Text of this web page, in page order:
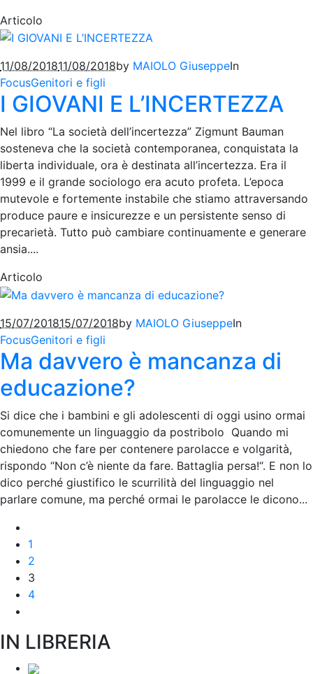
Articolo
11/08/201811/08/2018by MAIOLO GiuseppeIn
FocusGenitori e figli
I GIOVANI E L’INCERTEZZA
Nel libro “La società dell’incertezza” Zigmunt Bauman
sosteneva che la società contemporanea, conquistata la
liberta individuale, ora è destinata all’incertezza. Era il
1999 e il grande sociologo era acuto profeta. L’epoca
mutevole e fortemente instabile che stiamo attraversando
produce paure e insicurezze e un persistente senso di
precarietà. Tutto può cambiare continuamente e generare
ansia....
Articolo
15/07/201815/07/2018by MAIOLO GiuseppeIn
FocusGenitori e figli
Ma davvero è mancanza di
educazione?
Si dice che i bambini e gli adolescenti di oggi usino ormai
comunemente un linguaggio da postribolo Quando mi
chiedono che fare per contenere parolacce e volgarità,
rispondo “Non c’è niente da fare. Battaglia persa!“. E non lo
dico perché giustifico le scurrilità del linguaggio nel
parlare comune, ma perché ormai le parolacce le dicono...
1
2
3
4
IN LIBRERIA